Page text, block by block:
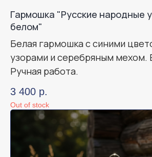
Гармошка "Русские народные
белом"
Белая гармошка с синими
узорами и серебряным мехом.
Ручная работа.
3 400 р.
Out of stock